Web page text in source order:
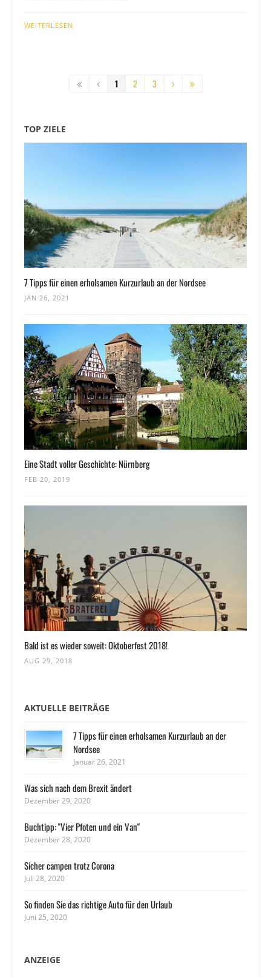
WEITERLESEN
1 2 3
TOP ZIELE
7 Tipps für einen erholsamen Kurzurlaub an der Nordsee
JAN 26, 2021
Eine Stadt voller Geschichte: Nürnberg
FEB 20, 2019
Bald ist es wieder soweit: Oktoberfest 2018!
AUG 29, 2018
AKTUELLE BEITRÄGE
7 Tipps für einen erholsamen Kurzurlaub an der
Nordsee
Januar 26, 2021
Was sich nach dem Brexit ändert
Dezember 29, 2020
Buchtipp: "Vier Pfoten und ein Van"
Dezember 28, 2020
Sicher campen trotz Corona
Juli 28, 2020
So finden Sie das richtige Auto für den Urlaub
Juni 25, 2020
ANZEIGE